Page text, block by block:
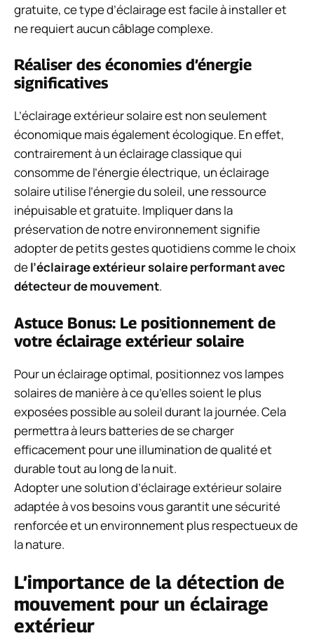
gratuite, ce type d’éclairage est facile à installer et
ne requiert aucun câblage complexe.
Réaliser des économies d’énergie
significatives
L’éclairage extérieur solaire est non seulement
économique mais également écologique. En effet,
contrairement à un éclairage classique qui
consomme de l’énergie électrique, un éclairage
solaire utilise l’énergie du soleil, une ressource
inépuisable et gratuite. Impliquer dans la
préservation de notre environnement signifie
adopter de petits gestes quotidiens comme le choix
del’éclairage extérieur solaire performant avec
détecteur de mouvement.
Astuce Bonus: Le positionnement de
votre éclairage extérieur solaire
Pour un éclairage optimal, positionnez vos lampes
solaires de manière à ce qu’elles soient le plus
exposées possible au soleil durant la journée. Cela
permettra à leurs batteries de se charger
efficacement pour une illumination de qualité et
durable tout au long de la nuit.
Adopter une solution d’éclairage extérieur solaire
adaptée à vos besoins vous garantit une sécurité
renforcée et un environnement plus respectueux de
la nature.
L’importance de la détection de
mouvement pour un éclairage
extérieur